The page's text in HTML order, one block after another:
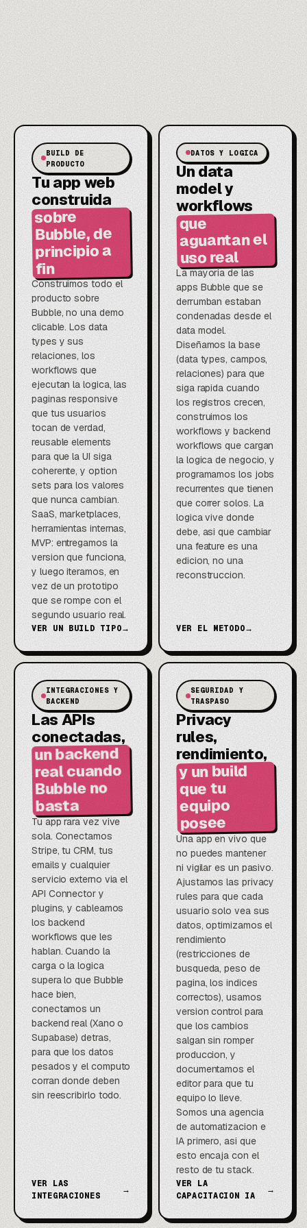
BUILD DE
PRODUCTO
Tu app web
construida
sobre
Bubble, de
principio a
fin
Construimos todo el
producto sobre
Bubble, no una demo
clicable. Los data
types y sus
relaciones, los
workflows que
ejecutan la logica, las
paginas responsive
que tus usuarios
tocan de verdad,
reusable elements
para que la UI siga
coherente, y option
sets para los valores
que nunca cambian.
SaaS, marketplaces,
herramientas internas,
MVP: entregamos la
version que funciona,
y luego iteramos, en
vez de un prototipo
que se rompe con el
segundo usuario real.
VER UN BUILD TIPO→
DATOS Y LOGICA
Un data
model y
workflows
que
aguantan el
uso real
La mayoria de las
apps Bubble que se
derrumban estaban
condenadas desde el
data model.
Diseñamos la base
(data types, campos,
relaciones) para que
siga rapida cuando
los registros crecen,
construimos los
workflows y backend
workflows que cargan
la logica de negocio, y
programamos los jobs
recurrentes que tienen
que correr solos. La
logica vive donde
debe, asi que cambiar
una feature es una
edicion, no una
reconstruccion.
VER EL METODO→
INTEGRACIONES Y
BACKEND
Las APIs
conectadas,
un backend
real cuando
Bubble no
basta
Tu app rara vez vive
sola. Conectamos
Stripe, tu CRM, tus
emails y cualquier
servicio externo via el
API Connector y
plugins, y cableamos
los backend
workflows que les
hablan. Cuando la
carga o la logica
supera lo que Bubble
hace bien,
conectamos un
backend real (Xano o
Supabase) detras,
para que los datos
pesados y el computo
corran donde deben
sin reescribirlo todo.
VER LAS
INTEGRACIONES
→
SEGURIDAD Y
TRASPASO
Privacy
rules,
rendimiento,
y un build
que tu
equipo
posee
Una app en vivo que
no puedes mantener
ni vigilar es un pasivo.
Ajustamos las privacy
rules para que cada
usuario solo vea sus
datos, optimizamos el
rendimiento
(restricciones de
busqueda, peso de
pagina, los indices
correctos), usamos
version control para
que los cambios
salgan sin romper
produccion, y
documentamos el
editor para que tu
equipo lo lleve.
Somos una agencia
de automatizacion e
IA primero, asi que
esto encaja con el
resto de tu stack.
VER LA
CAPACITACION IA
→